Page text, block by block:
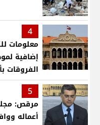
4
إضافية
الفروقات
5
مرقص:
أعماله